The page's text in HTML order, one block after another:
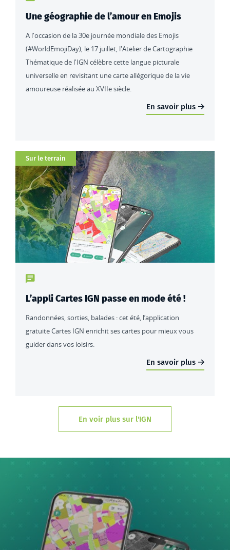
Une géographie de l’amour en Emojis
A l'occasion de la 30e journée mondiale des Emojis
(#WorldEmojiDay), le 17 juillet, l'Atelier de Cartographie
Thématique de l'IGN célèbre cette langue picturale
universelle en revisitant une carte allégorique de la vie
amoureuse réalisée au XVIIe siècle.
En savoir plus
Catégorie
Sur le terrain
Type de contenu : actualités
L’appli Cartes IGN passe en mode été !
Randonnées, sorties, balades : cet été, l’application
gratuite Cartes IGN enrichit ses cartes pour mieux vous
guider dans vos loisirs.
En savoir plus
En voir plus sur l'IGN